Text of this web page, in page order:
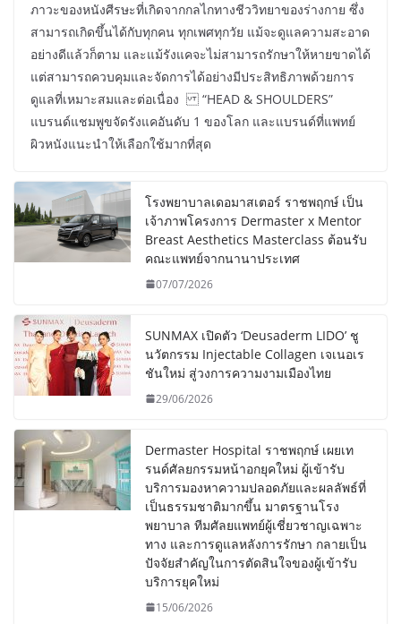
ภาวะของหนังศีรษะที่เกิดจากกลไกทางชีววิทยาของร่างกาย ซึ่ง
สามารถเกิดขึ้นได้กับทุกคน ทุกเพศทุกวัย แม้จะดูแลความสะอาด
อย่างดีแล้วก็ตาม และแม้รังแคจะไม่สามารถรักษาให้หายขาดได้
แต่สามารถควบคุมและจัดการได้อย่างมีประสิทธิภาพด้วยการ
ดูแลที่เหมาะสมและต่อเนื่อง “HEAD & SHOULDERS”
แบรนด์แชมพูขจัดรังแคอันดับ 1 ของโลก และแบรนด์ที่แพทย์
ผิวหนังแนะนำให้เลือกใช้มากที่สุด
โรงพยาบาลเดอมาสเตอร์ ราชพฤกษ์ เป็น
เจ้าภาพโครงการ Dermaster x Mentor
Breast Aesthetics Masterclass ต้อนรับ
คณะแพทย์จากนานาประเทศ
07/07/2026
SUNMAX เปิดตัว ‘Deusaderm LIDO’ ชู
นวัตกรรม Injectable Collagen เจเนอเร
ชันใหม่ สู่วงการความงามเมืองไทย
29/06/2026
Dermaster Hospital ราชพฤกษ์ เผยเท
รนด์ศัลยกรรมหน้าอกยุคใหม่ ผู้เข้ารับ
บริการมองหาความปลอดภัยและผลลัพธ์ที่
เป็นธรรมชาติมากขึ้น มาตรฐานโรง
พยาบาล ทีมศัลยแพทย์ผู้เชี่ยวชาญเฉพาะ
ทาง และการดูแลหลังการรักษา กลายเป็น
ปัจจัยสำคัญในการตัดสินใจของผู้เข้ารับ
บริการยุคใหม่
15/06/2026